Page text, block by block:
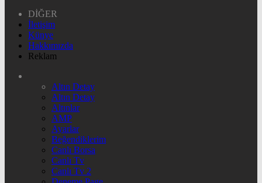
DİĞER
İletişim
Künye
Hakkımızda
Reklam
Altın Detay
Altın Detay
Altınlar
AMP
Ayarlar
Beğendiklerim
Canlı Borsa
Canlı Tv
Canlı Tv 2